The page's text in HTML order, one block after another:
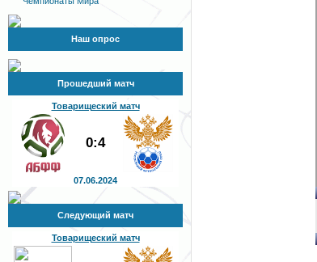
Наш опрос
Прошедший матч
Товарищеский матч
0:4
07.06.2024
Следующий матч
Товарищеский матч